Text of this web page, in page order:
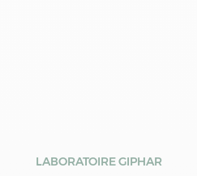
LABORATOIRE GIPHAR